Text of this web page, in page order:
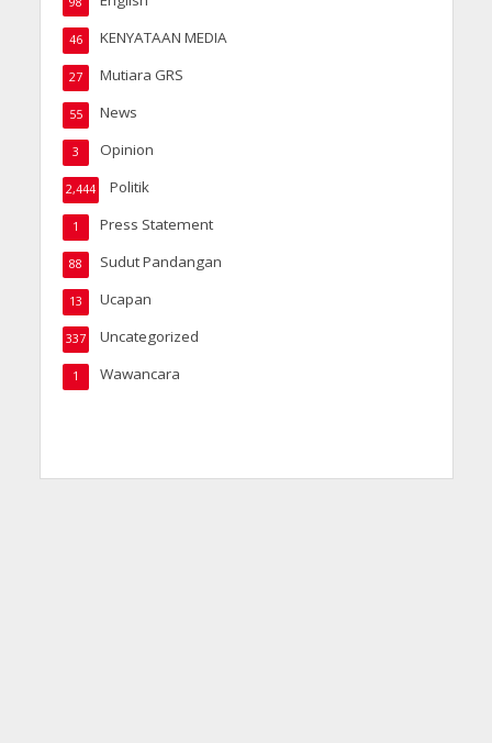
KENYATAAN MEDIA
46
Mutiara GRS
27
News
55
Opinion
3
Politik
2,444
Press Statement
1
Sudut Pandangan
88
Ucapan
13
Uncategorized
337
Wawancara
1